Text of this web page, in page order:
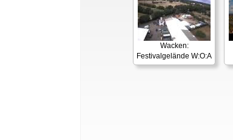
Wacken:
Festivalgelände W:O:A